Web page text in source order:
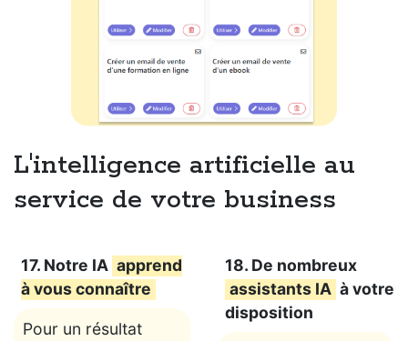
L'intelligence artificielle au
service de votre business
17. Notre IA apprend
à vous connaître
Pour un résultat
18. De nombreux
assistants IA à votre
disposition